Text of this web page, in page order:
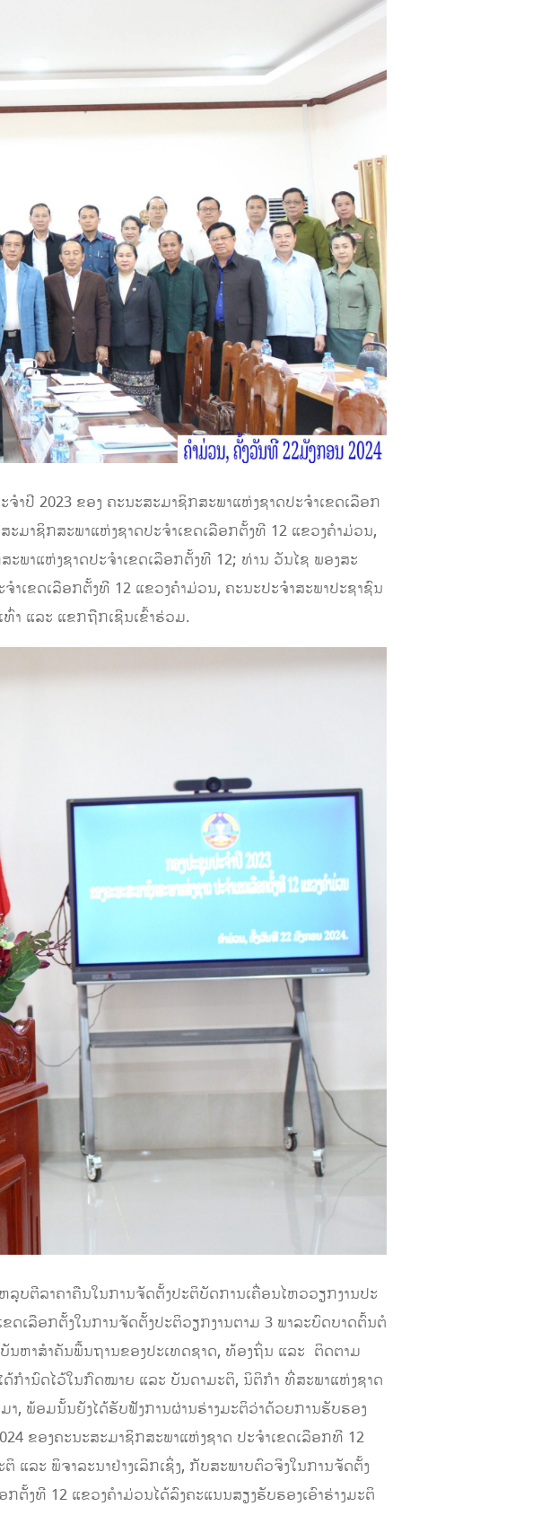
ປີ 2023 ຂອງ ຄະນະສະມາຊິກສະພາແຫ່ງຊາດປະຈໍາເຂດເລືອກ
າຊິກສະພາແຫ່ງຊາດປະຈໍາເຂດເລືອກຕັ້ງທີ 12 ແຂວງຄໍາມ່ວນ,
ພາແຫ່ງຊາດປະຈໍາເຂດເລືອກຕັ້ງທີ 12; ທ່ານ ວັນໄຊ ພອງສະ
ເຂດເລືອກຕັ້ງທີ 12 ແຂວງຄໍາມ່ວນ, ຄະນະປະຈໍາສະພາປະຊາຊົນ
າ ແລະ ແຂກຖືກເຊີນເຂົ້າຮ່ວມ.
ບຕີລາຄາຄືນໃນການຈັດຕັ້ງປະຕິບັດການເຄື່ອນໄຫວວຽກງານປະ
ດເລືອກຕັ້ງໃນການຈັດຕັ້ງປະຕິວຽກງານຕາມ 3 ພາລະບົດບາດຕົ້ນຕໍ
ຫາສຳຄັນພື້ນຖານຂອງປະເທດຊາດ, ທ້ອງຖິ່ນ ແລະ ຕິດຕາມ
ຳນົດໄວ້ໃນກົດໝາຍ ແລະ ບັນດາມະຕິ, ນິຕິກຳ ທີ່ສະພາແຫ່ງຊາດ
, ພ້ອມນັ້ນຍັງໄດ້ຮັບຟັງການຜ່ານຮ່າງມະຕິວ່າດ້ວຍການຮັບຮອງ
ຂອງຄະນະສະມາຊິກສະພາແຫ່ງຊາດ ປະຈໍາເຂດເລືອກທີ 12
ລະ ພິຈາລະນາຢ່າງເລິກເຊິ່ງ, ກັບສະພາບຕົວຈິງໃນການຈັດຕັ້ງ
ງທີ 12 ແຂວງຄໍາມ່ວນໄດ້ລົງຄະແນນສຽງຮັບຮອງເອົາຮ່າງມະຕິ